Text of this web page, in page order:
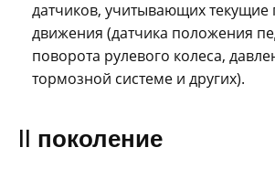
датчиков, учитывающих текущие
движения (датчика положения
поворота рулевого колеса,
тормозной системе и других).
II поколение